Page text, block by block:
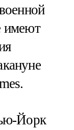
имеют
Йорк